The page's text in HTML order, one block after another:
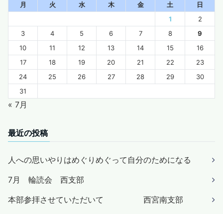
月 火 水 木 金 土
日
1
2
3
4 5 6 7 8
9
10
11 12 13 14 15
16
17
18 19 20 21 22
23
24
25 26 27 28 29
30
31
« 7月
最近の投稿
人への思いやりはめぐりめぐって自分のためになる
7月 輪読会 西支部
本部参拝させていただいて 西宮南支部